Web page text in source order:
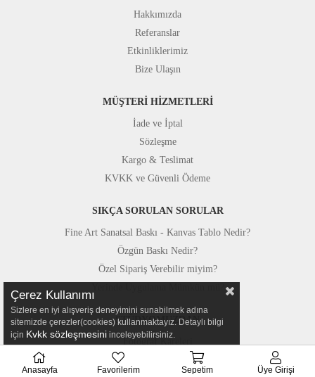
Hakkımızda
Referanslar
Etkinliklerimiz
Bize Ulaşın
MÜŞTERİ HİZMETLERİ
İade ve İptal
Sözleşme
Kargo & Teslimat
KVKK ve Güvenli Ödeme
SIKÇA SORULAN SORULAR
Fine Art Sanatsal Baskı - Kanvas Tablo Nedir?
Özgün Baskı Nedir?
Özel Sipariş Verebilir miyim?
STÜDYOMUZDAN
Fotoğraf Kareleri
Basında Canvastar
Çerez Kullanımı
Sizlere en iyi alışveriş deneyimini sunabilmek adına
sitemizde çerezler(cookies) kullanmaktayız. Detaylı bilgi
için Kvkk sözleşmesini inceleyebilirsiniz.
Anasayfa Favorilerim Sepetim Üye Girişi